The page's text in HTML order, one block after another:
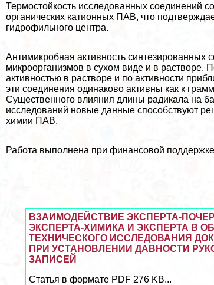
Термостойкость исследованных соединений
органических катионных ПАВ, что
гидрофильного центра.
Антимикробная активность синтезированных
микроорганизмов в сухом виде и в
активностью в растворе и по активности
эти соединения одинаково активны как к
Существенного влияния длины радикала на
исследований новые данные способствуют
химии ПАВ.
Работа выполнена при финансовой
ВЗАИМОДЕЙСТВИЕ ЭКСПЕРТА-
ЭКСПЕРТА-ХИМИКА И ЭКСПЕРТА В
ТЕХНИЧЕСКОГО ИССЛЕДОВАНИЯ
ПРИ УСТАНОВЛЕНИИ ДАВНОСТИ
ЗАПИСЕЙ
Статья в формате PDF 276 KB...